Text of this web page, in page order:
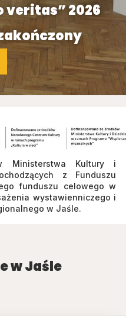
veritas” 2026
Ministerstwa Kultury i
z Funduszu
funduszu celowego w
wystawienniczego i
w Jaśle.
w Jaśle